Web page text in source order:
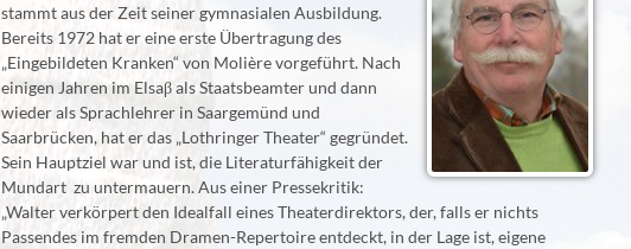
stammt aus der Zeit seiner gymnasialen Ausbildung.
Bereits 1972 hat er eine erste Übertragung des
„Eingebildeten Kranken“ von Molière vorgeführt. Nach
einigen Jahren im Elsaβ als Staatsbeamter und dann
wieder als Sprachlehrer in Saargemünd und
Saarbrücken, hat er das „Lothringer Theater“ gegründet.
Sein Hauptziel war und ist, die Literaturfähigkeit der
Mundart zu untermauern. Aus einer Pressekritik:
„Walter verkörpert den Idealfall eines Theaterdirektors, der, falls er nichts
Passendes im fremden Dramen-Repertoire entdeckt, in der Lage ist, eigene